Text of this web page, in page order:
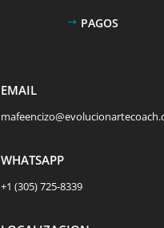
PAGOS
EMAIL
WHATSAPP
+1 (305) 725-8339